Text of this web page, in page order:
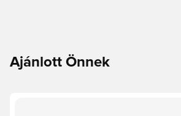
Ajánlott Önnek